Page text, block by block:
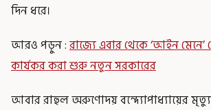
দিন ধরে।
আরও পড়ুন :রাজ্যে এবার থেকে ‘আইন
কার্যকর করা শুরু নতুন সরকারের
আবার রাহুল অরুণোদয় বন্দ্যোপাধ্যায়ের